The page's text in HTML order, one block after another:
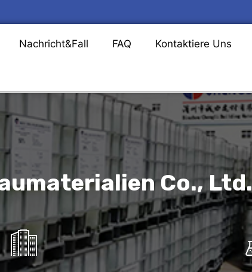
Nachricht&Fall FAQ Kontaktiere Uns
Co., Ltd.